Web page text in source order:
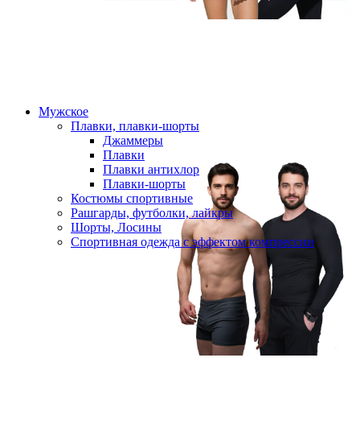
Мужское
Плавки, плавки-шорты
Джаммеры
Плавки
Плавки антихлор
Плавки-шорты
Костюмы спортивные
Рашгарды, футболки, лайкры
Шорты, Лосины
Спортивная одежда с эффектом компрессии